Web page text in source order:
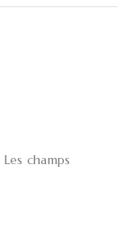
Les champs